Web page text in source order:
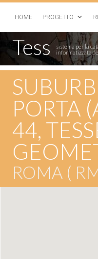
HOME PROGETTO
Tess
sistema per la
informatizzata
PORTA
44,
ROMA (